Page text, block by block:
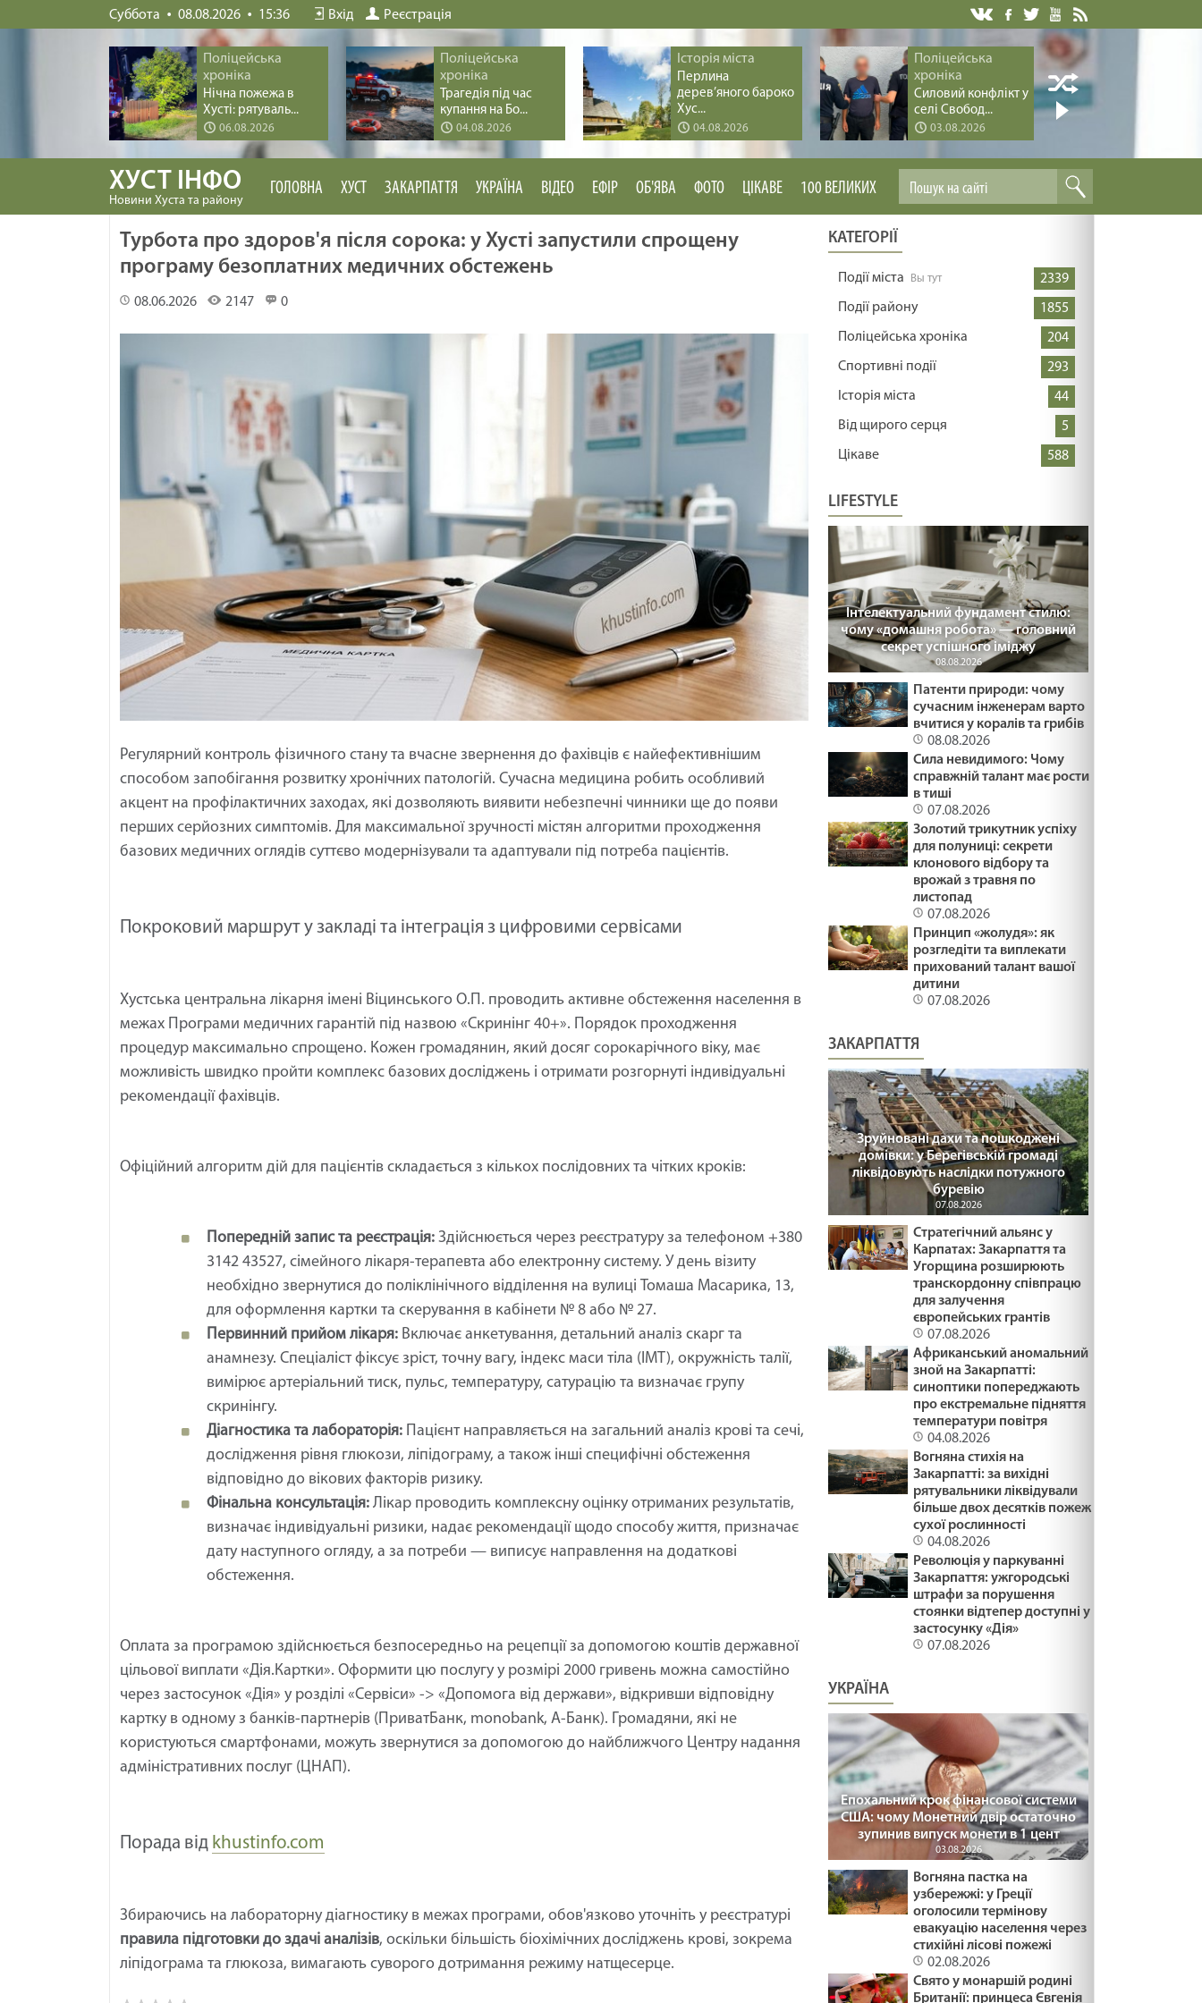
Суббота 08.08.2026 15:36 Вхід Реєстрація
Поліцейська
хроніка
Нічна пожежа в
Хусті: рятуваль...
06.08.2026
Поліцейська
хроніка
Трагедія під час
купання на Бо...
04.08.2026
Історія міста
Перлина
дерев’яного бароко
Хус...
04.08.2026
Поліцейська
хроніка
Силовий конфлікт у
селі Свобод...
03.08.2026
ХУСТ ІНФО
Новини Хуста та району
ГОЛОВНА ХУСТ ЗАКАРПАТТЯ УКРАЇНА ВІДЕО ЕФІР ОБ'ЯВА ФОТО ЦІКАВЕ 100 ВЕЛИКИХ
Турбота про здоров'я після сорока: у Хусті запустили спрощену
програму безоплатних медичних обстежень
08.06.2026 2147 0
Регулярний контроль фізичного стану та вчасне звернення до фахівців є найефективнішим
способом запобігання розвитку хронічних патологій. Сучасна медицина робить особливий
акцент на профілактичних заходах, які дозволяють виявити небезпечні чинники ще до появи
перших серйозних симптомів. Для максимальної зручності містян алгоритми проходження
базових медичних оглядів суттєво модернізували та адаптували під потреба пацієнтів.
Покроковий маршрут у закладі та інтеграція з цифровими сервісами
Хустська центральна лікарня імені Віцинського О.П. проводить активне обстеження населення в
межах Програми медичних гарантій під назвою «Скринінг 40+». Порядок проходження
процедур максимально спрощено. Кожен громадянин, який досяг сорокарічного віку, має
можливість швидко пройти комплекс базових досліджень і отримати розгорнуті індивідуальні
рекомендації фахівців.
Офіційний алгоритм дій для пацієнтів складається з кількох послідовних та чітких кроків:
Попередній запис та реєстрація: Здійснюється через реєстратуру за телефоном +380
3142 43527, сімейного лікаря-терапевта або електронну систему. У день візиту
необхідно звернутися до поліклінічного відділення на вулиці Томаша Масарика, 13,
для оформлення картки та скерування в кабінети № 8 або № 27.
Первинний прийом лікаря: Включає анкетування, детальний аналіз скарг та
анамнезу. Спеціаліст фіксує зріст, точну вагу, індекс маси тіла (ІМТ), окружність талії,
вимірює артеріальний тиск, пульс, температуру, сатурацію та визначає групу
скринінгу.
Діагностика та лабораторія: Пацієнт направляється на загальний аналіз крові та сечі,
дослідження рівня глюкози, ліпідограму, а також інші специфічні обстеження
відповідно до вікових факторів ризику.
Фінальна консультація: Лікар проводить комплексну оцінку отриманих результатів,
визначає індивідуальні ризики, надає рекомендації щодо способу життя, призначає
дату наступного огляду, а за потреби — виписує направлення на додаткові
обстеження.
Оплата за програмою здійснюється безпосередньо на рецепції за допомогою коштів державної
цільової виплати «Дія.Картки». Оформити цю послугу у розмірі 2000 гривень можна самостійно
через застосунок «Дія» у розділі «Сервіси» -> «Допомога від держави», відкривши відповідну
картку в одному з банків-партнерів (ПриватБанк, monobank, А-Банк). Громадяни, які не
користуються смартфонами, можуть звернутися за допомогою до найближчого Центру надання
адміністративних послуг (ЦНАП).
Порада від khustinfo.com
Збираючись на лабораторну діагностику в межах програми, обов'язково уточніть у реєстратурі
правила підготовки до здачі аналізів, оскільки більшість біохімічних досліджень крові, зокрема
ліпідограма та глюкоза, вимагають суворого дотримання режиму натщесерце.
КАТЕГОРІЇ
Події міста
2339
Події району
1855
Поліцейська хроніка
204
Спортивні події
293
Історія міста
44
Від щирого серця
5
Цікаве
588
LIFESTYLE
Інтелектуальний фундамент стилю:
чому «домашня робота» — головний
секрет успішного іміджу
08.08.2026
Патенти природи: чому
сучасним інженерам варто
вчитися у коралів та грибів
08.08.2026
Сила невидимого: Чому
справжній талант має рости
в тиші
07.08.2026
Золотий трикутник успіху
для полуниці: секрети
клонового відбору та
врожай з травня по
листопад
07.08.2026
Принцип «жолудя»: як
розгледіти та виплекати
прихований талант вашої
дитини
07.08.2026
ЗАКАРПАТТЯ
Зруйновані дахи та пошкоджені
домівки: у Берегівській громаді
ліквідовують наслідки потужного
буревію
07.08.2026
Стратегічний альянс у
Карпатах: Закарпаття та
Угорщина розширюють
транскордонну співпрацю
для залучення
європейських грантів
07.08.2026
Африканський аномальний
зной на Закарпатті:
синоптики попереджають
про екстремальне підняття
температури повітря
04.08.2026
Вогняна стихія на
Закарпатті: за вихідні
рятувальники ліквідували
більше двох десятків пожеж
сухої рослинності
04.08.2026
Революція у паркуванні
Закарпаття: ужгородські
штрафи за порушення
стоянки відтепер доступні у
застосунку «Дія»
07.08.2026
УКРАЇНА
Епохальний крок фінансової системи
США: чому Монетний двір остаточно
зупинив випуск монети в 1 цент
03.08.2026
Вогняна пастка на
узбережжі: у Греції
оголосили термінову
евакуацію населення через
стихійні лісові пожежі
02.08.2026
Свято у монаршій родині
Британії: принцеса Євгенія